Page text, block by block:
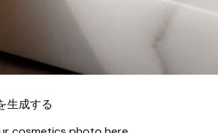
生成する